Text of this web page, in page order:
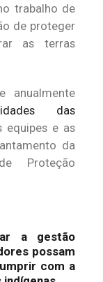
trabalho de
de proteger
as terras
anualmente
das
equipes e as
da
Proteção